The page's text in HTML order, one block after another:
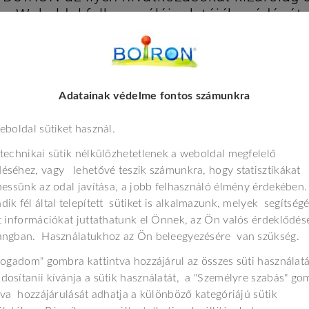
a Weboldal felhasználóinak tájékozódását.
5. A felelősség korlátozása
hozzáférés és annak használata az Ön
részt vevő más felek
összes további weboldalhoz való
vagy a használat meghiúsulásából
program vagy arra alkalmas egyéb
működését, illetve nem tehet kísérletet
és szolgáltatásokhoz való
annak az országnak a jogszabályai,
illetőleg szolgáltatásokhoz
érdekében, hogy a Boiron honlapjai
ezért a Boiron az ezzel
Adatainak védelme fontos számunkra
sütiket használ.
technikai sütik nélkülözhetetlenek a weboldal megfelelő
vagy lehetővé teszik számunkra, hogy statisztikákat
az odal javítása, a jobb felhasználó élmény érdekében.
fél által telepített sütiket is alkalmazunk, melyek
információkat juttathatunk el Önnek, az Ön valós
Használatukhoz az Ön beleegyezésére van szükség.
gombra kattintva hozzájárul az összes süti
kívánja a sütik használatát, a "Személyre szabás"
hozzájárulását adhatja a különböző kategóriájú sütik